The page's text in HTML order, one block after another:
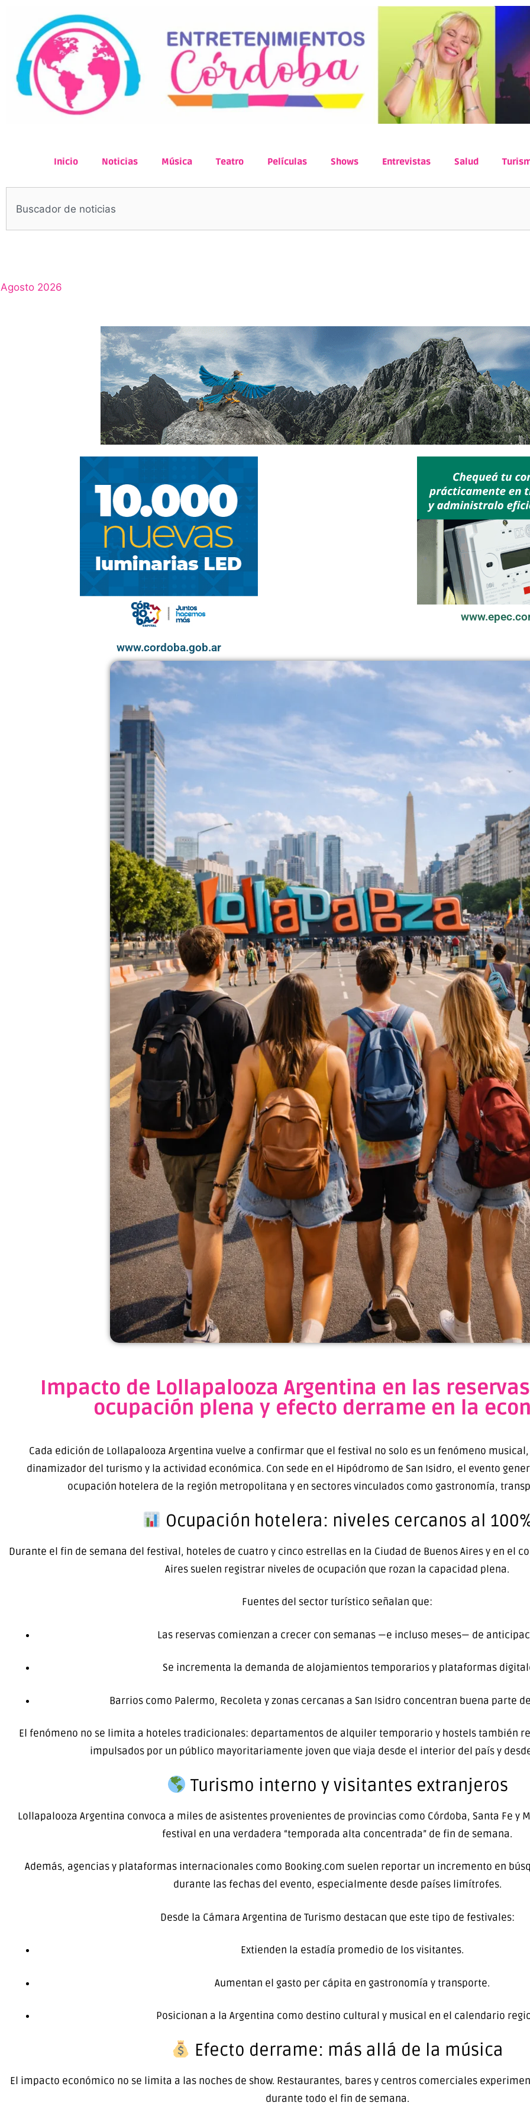
Inicio Noticias Música Teatro Películas Shows Entrevistas Salud
Agosto 2026
www.cordoba.gob.ar
Impacto de Lollapalooza Argentina en las
ocupación plena y efecto derrame en la
Cada edición de Lollapalooza Argentina vuelve a confirmar que el festival no solo es un fenómeno
dinamizador del turismo y la actividad económica. Con sede en el Hipódromo de San Isidro, el evento
ocupación hotelera de la región metropolitana y en sectores vinculados como gastronomía,
Ocupación hotelera: niveles cercanos al
Durante el fin de semana del festival, hoteles de cuatro y cinco estrellas en la Ciudad de Buenos Airesy en el
Aires suelen registrar niveles de ocupación que rozan la capacidad plena.
Fuentes del sector turístico señalan que:
Las reservas comienzan a crecer con semanas —e incluso meses— de
Se incrementa la demanda de alojamientos temporarios y plataformas
Barrios como Palermo, Recoleta y zonas cercanas a San Isidro concentran buena parte
El fenómeno no se limita a hoteles tradicionales: departamentos de alquiler temporario y hostels también
impulsados por un público mayoritariamente joven que viaja desde el interior del país y
Turismo interno y visitantes extranjeros
Lollapalooza Argentina convoca a miles de asistentes provenientes de provincias como Córdoba, Santa Fe y
festival en una verdadera “temporada alta concentrada” de fin de semana.
Además, agencias y plataformas internacionales como Booking.com suelen reportar un incremento en
durante las fechas del evento, especialmente desde países limítrofes.
Desde la Cámara Argentina de Turismo destacan que este tipo de festivales:
Extienden la estadía promedio de los visitantes.
Aumentan el gasto per cápita en gastronomía y transporte.
Posicionan a la Argentina como destino cultural y musical en el calendario
Efecto derrame: más allá de la música
El impacto económico no se limita a las noches de show. Restaurantes, bares y centros comerciales
durante todo el fin de semana.